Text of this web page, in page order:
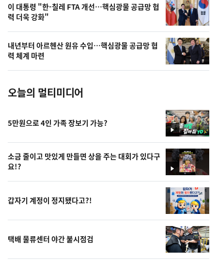
오
늘
의
사
진
이 대통령 "한-칠레 FTA 개선…핵심광물 공급망 협
력 더욱 강화"
내년부터 아르헨산 원유 수입…핵심광물 공급망 협
력 체계 마련
오늘의 멀티미디어
영
상
5만원으로 4인 가족 장보기 가능?
영
상
소금 줄이고 맛있게 만들면 상을 주는 대회가 있다구
요!?
갑자기 계정이 정지됐다고?!
택배 물류센터 야간 불시점검